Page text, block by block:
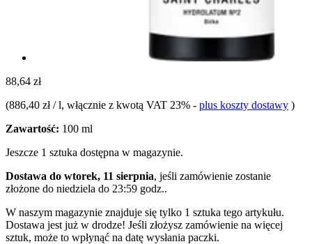
88,64 zł
(886,40 zł / l, włącznie z kwotą VAT 23% - plus koszty dostawy )
Zawartość: 100 ml
Jeszcze 1 sztuka dostępna w magazynie.
Dostawa do wtorek, 11 sierpnia, jeśli zamówienie zostanie
złożone do niedziela do 23:59 godz..
W naszym magazynie znajduje się tylko 1 sztuka tego artykułu.
Dostawa jest już w drodze! Jeśli złożysz zamówienie na więcej
sztuk, może to wpłynąć na datę wysłania paczki.